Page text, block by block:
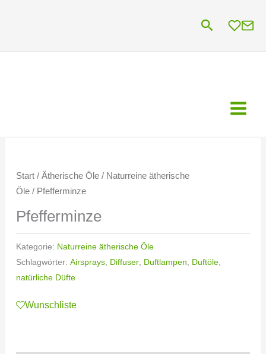
Suchen
Start/ Ätherische Öle/ Naturreine ätherische
Öle/ Pfefferminze
Pfefferminze
Kategorie: Naturreine ätherische Öle
Schlagwörter: Airsprays, Diffuser, Duftlampen Duftöle,
natürliche Düfte
Wunschliste